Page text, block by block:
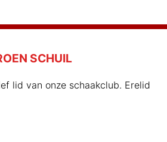
SCHUIL
lid van onze schaakclub. Erelid